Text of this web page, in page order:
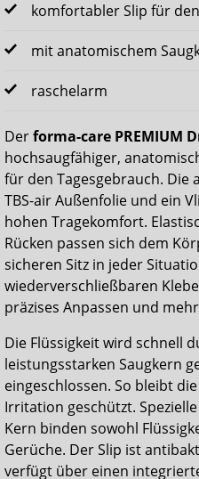
komfortabler Slip für
mit anatomischem
raschelarm
Derforma-care PREMIUM
hochsaugfähiger,
für den Tagesgebrauch.
TBS-air Außenfolie und ein
hohen Tragekomfort.
Rücken passen sich dem
sicheren Sitz in jeder
wiederverschließbaren
präzises Anpassen und
Die Flüssigkeit wird schnell
leistungsstarken Saugkern
eingeschlossen. So bleibt
Irritation geschützt.
Kern binden sowohl
Gerüche. Der Slip ist
verfügt über einen